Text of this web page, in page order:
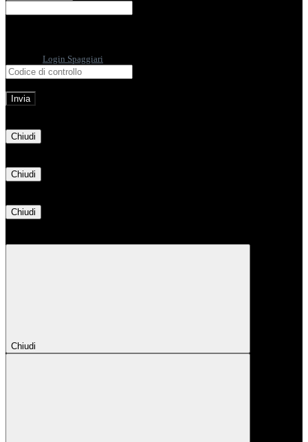
Login Spaggiari
Chiudi
Chiudi
Chiudi
Chiudi